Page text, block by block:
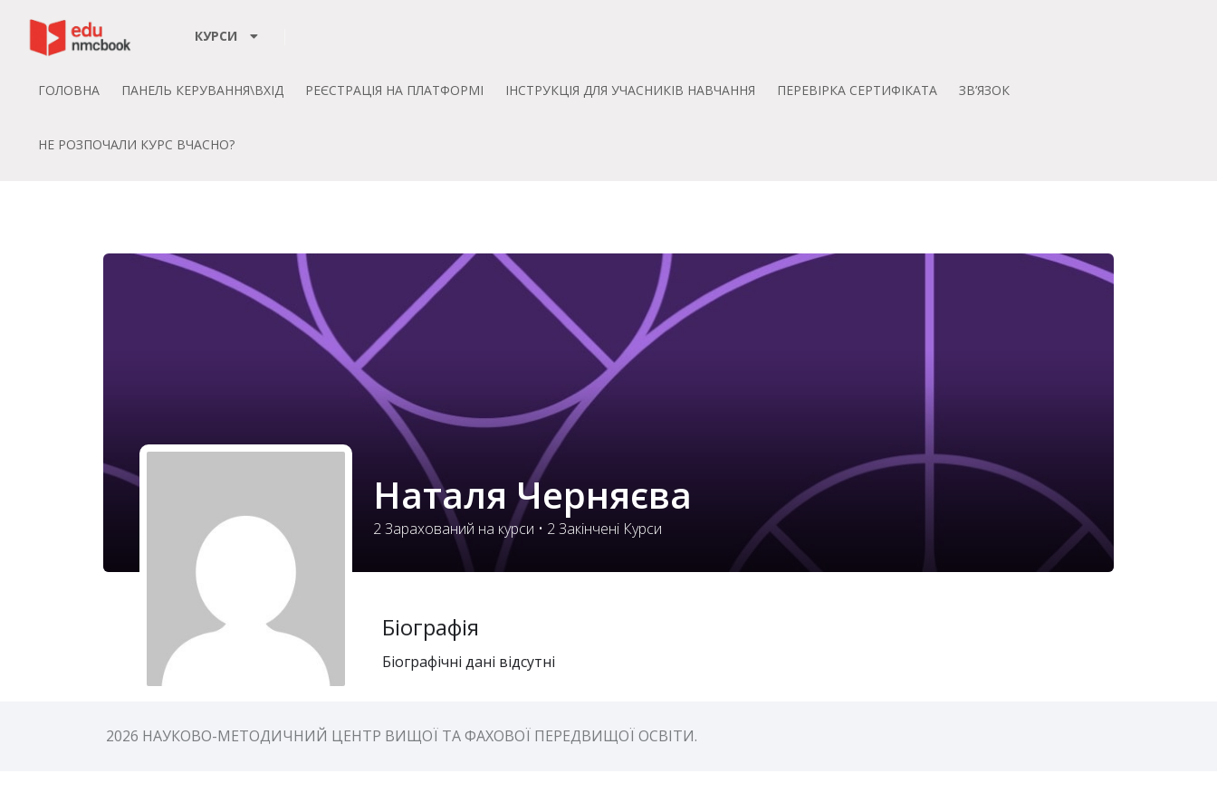
КУРСИ
ГОЛОВНА ПАНЕЛЬ КЕРУВАННЯ\ВХІД РЕЄСТРАЦІЯ НА ПЛАТФОРМІ ІНСТРУКЦІЯ ДЛЯ УЧАСНИКІВ НАВЧАННЯ ПЕРЕВІРКА СЕРТИФІКАТА ЗВ’ЯЗОК
НЕ РОЗПОЧАЛИ КУРС ВЧАСНО?
Наталя Черняєва
2Зарахований на курси • 2Закінчені Курси
Біографія
Біографічні дані відсутні
2026 НАУКОВО-МЕТОДИЧНИЙ ЦЕНТР ВИЩОЇ ТА ФАХОВОЇ ПЕРЕДВИЩОЇ ОСВІТИ.